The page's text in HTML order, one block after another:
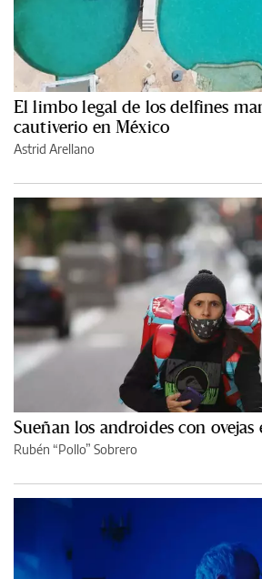
El limbo legal de los delfines
cautiverio en México
Astrid Arellano
Sueñan los androides con ovejas
Rubén “Pollo” Sobrero